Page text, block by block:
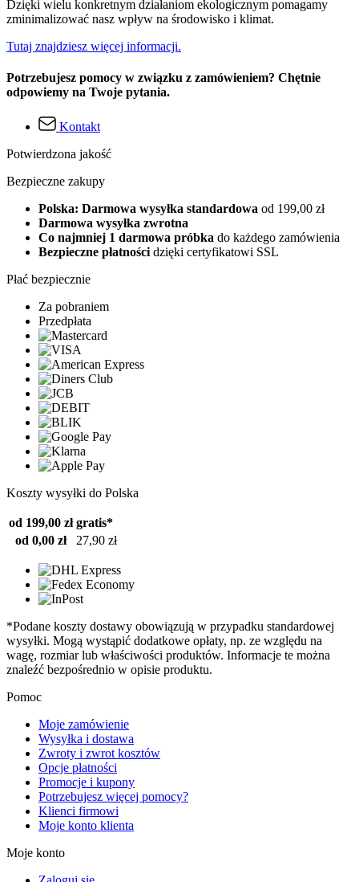
Dzięki wielu konkretnym działaniom ekologicznym pomagamy
zminimalizować nasz wpływ na środowisko i klimat.
Tutaj znajdziesz więcej informacji.
Potrzebujesz pomocy w związku z zamówieniem? Chętnie
odpowiemy na Twoje pytania.
Kontakt
Potwierdzona jakość
Bezpieczne zakupy
Polska: Darmowa wysyłka standardowa od 199,00 zł
Darmowa wysyłka zwrotna
Co najmniej 1 darmowa próbka do każdego zamówienia
Bezpieczne płatnościdzięki certyfikatowi SSL
Płać bezpiecznie
Za pobraniem
Przedpłata
Koszty wysyłki do Polska
od 199,00 zł gratis*
od 0,00 zł
27,90 zł
*Podane koszty dostawy obowiązują w przypadku standardowej
wysyłki. Mogą wystąpić dodatkowe opłaty, np. ze względu na
wagę, rozmiar lub właściwości produktów. Informacje te można
znaleźć bezpośrednio w opisie produktu.
Pomoc
Moje zamówienie
Wysyłka i dostawa
Zwroty i zwrot kosztów
Opcje płatności
Promocje i kupony
Potrzebujesz więcej pomocy?
Klienci firmowi
Moje konto klienta
Moje konto